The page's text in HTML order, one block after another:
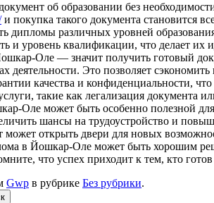
об образовании без
и покупка такого документа становится
дипломы различных уровней
и уровень квалификации, что делает
Оле — значит получить готовый
деятельности. Это позволяет
качества и конфиденциальности,
такие как легализация документа
Оле может быть особенно полезной
шансы на трудоустройство и
открыть двери для новых
в Йошкар-Оле может быть хорошим
что успех приходит к тем, кто готов
Gwp в рубрике Без рубрики.